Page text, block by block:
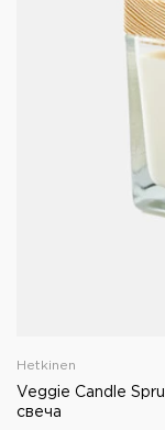
Hetkinen
Veggie Candle
свеча